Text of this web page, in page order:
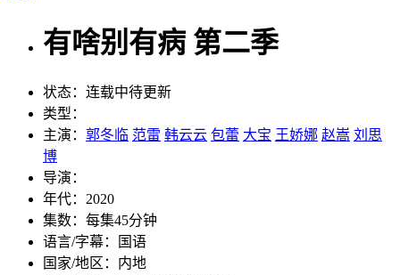
有啥别有病 第二季
状态： 连载中待更新
类型：
主演： 郭冬临 范雷 韩云云 包蕾 大宝 王娇娜 赵嵩 刘思
博
导演：
年代： 2020
集数： 每集45分钟
语言/字幕：
国语
国家/地区： 内地